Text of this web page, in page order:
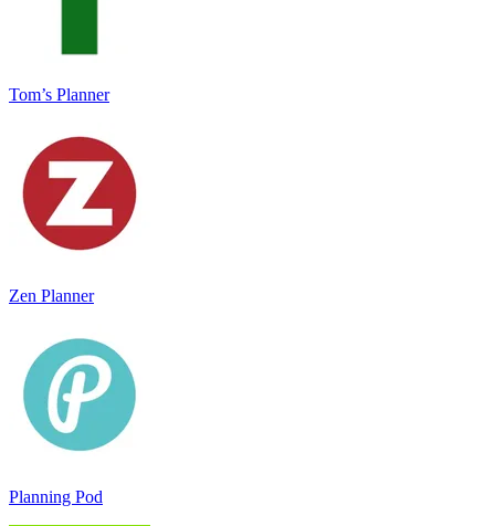
Tom’s Planner
Zen Planner
Planning Pod